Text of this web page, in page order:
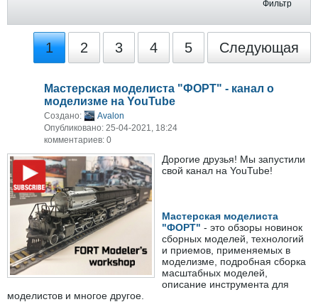
Фильтр
1 2 3 4 5 Следующая
Мастерская моделиста "ФОРТ" - канал о
моделизме на YouTube
Создано:
Avalon
Опубликовано: 25-04-2021, 18:24
комментариев: 0
Дорогие друзья! Мы запустили
свой канал на YouTube!
Мастерская моделиста
"ФОРТ" - это обзоры новинок
сборных моделей, технологий
и приемов, применяемых в
моделизме, подробная сборка
масштабных моделей,
описание инструмента для
моделистов и многое другое.